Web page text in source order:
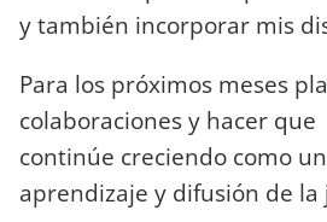
y también incorporar mis
Para los próximos meses
colaboraciones y hacer que
continúe creciendo como
aprendizaje y difusión de la